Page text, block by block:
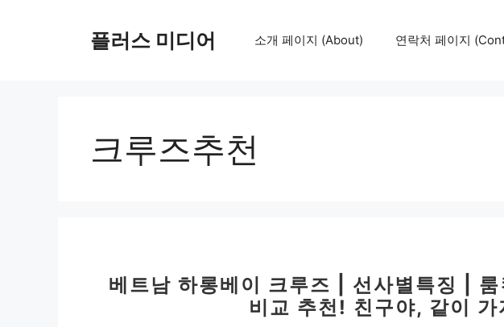
플러스 미디어 소개 페이지 (About) 연락처 페이지
크루즈추천
베트남 하롱베이 크루즈 | 선사별특징 |
비교 추천! 친구야, 같이 가